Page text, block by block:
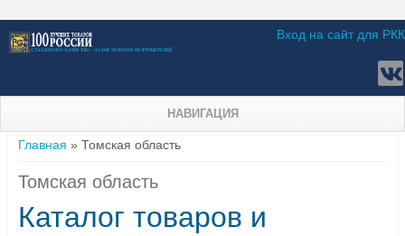
Вход на сайт для РКК
НАВИГАЦИЯ
Вы здесь
Главная » Томская область
Томская область
Каталог товаров и